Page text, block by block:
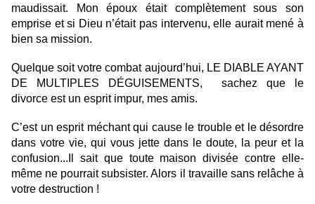
maudissait. Mon époux était complètement sous son
emprise et si Dieu n’était pas intervenu, elle aurait mené à
bien sa mission.
Quelque soit votre combat aujourd’hui, LE DIABLE AYANT
DE MULTIPLES DÉGUISEMENTS, sachez que le
divorce est un esprit impur, mes amis.
C’est un esprit méchant qui cause le trouble et le désordre
dans votre vie, qui vous jette dans le doute, la peur et la
confusion...Il sait que toute maison divisée contre elle-
même ne pourrait subsister. Alors il travaille sans relâche à
votre destruction !